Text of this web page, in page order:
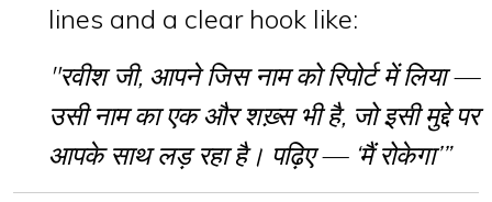
lines and a clear hook like:
"रवीश जी, आपने जिस नाम को रिपोर्ट में लिया —
उसी नाम का एक और शख़्स भी है, जो इसी मुद्दे पर
आपके साथ लड़ रहा है। पढ़िए — ‘मैं रोकेगा’”